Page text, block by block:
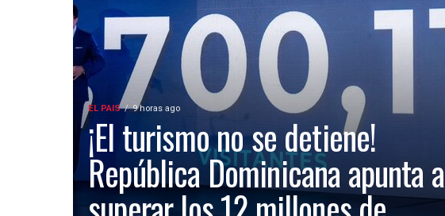
EL PAIS 9 horas ago
¡El turismo no se detiene!
República Dominicana apunta a